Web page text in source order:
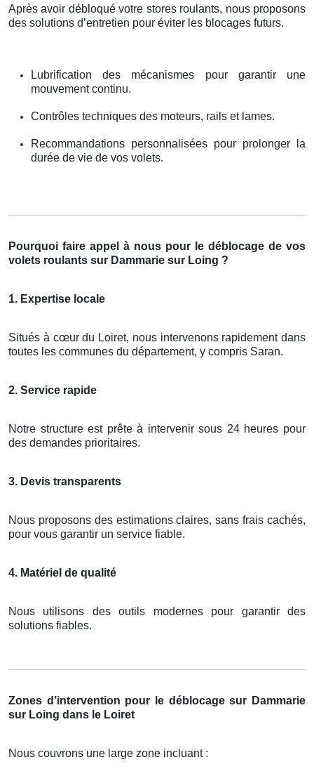
Après avoir débloqué votre stores roulants, nous proposons
des solutions d’entretien pour éviter les blocages futurs.
Lubrification des mécanismes pour garantir une
mouvement continu.
Contrôles techniques des moteurs, rails et lames.
Recommandations personnalisées pour prolonger la
durée de vie de vos volets.
Pourquoi faire appel à nous pour le déblocage de vos
volets roulants sur Dammarie sur Loing ?
1. Expertise locale
Situés à cœur du Loiret, nous intervenons rapidement dans
toutes les communes du département, y compris Saran.
2. Service rapide
Notre structure est prête à intervenir sous 24 heures pour
des demandes prioritaires.
3. Devis transparents
Nous proposons des estimations claires, sans frais cachés,
pour vous garantir un service fiable.
4. Matériel de qualité
Nous utilisons des outils modernes pour garantir des
solutions fiables.
Zones d’intervention pour le déblocage sur Dammarie
sur Loing dans le Loiret
Nous couvrons une large zone incluant :